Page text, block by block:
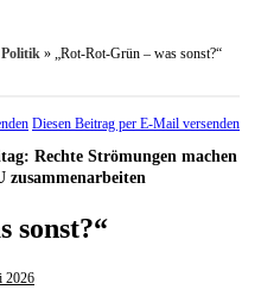
Politik » „Rot-Rot-Grün – was sonst?“
Diesen Beitrag per E-Mail versenden
Rechte Strömungen machen
sonst?“
2026